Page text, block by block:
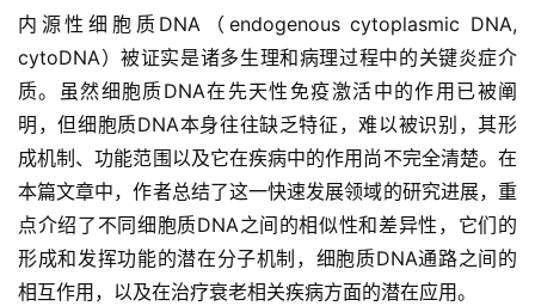
内源性细胞质DNA（endogenous cytoplasmic DNA,
cytoDNA）被证实是诸多生理和病理过程中的关键炎症介
质。虽然细胞质DNA在先天性免疫激活中的作用已被阐
明，但细胞质DNA本身往往缺乏特征，难以被识别，其形
成机制、功能范围以及它在疾病中的作用尚不完全清楚。在
本篇文章中，作者总结了这一快速发展领域的研究进展，重
点介绍了不同细胞质DNA之间的相似性和差异性，它们的
形成和发挥功能的潜在分子机制，细胞质DNA通路之间的
相互作用，以及在治疗衰老相关疾病方面的潜在应用。